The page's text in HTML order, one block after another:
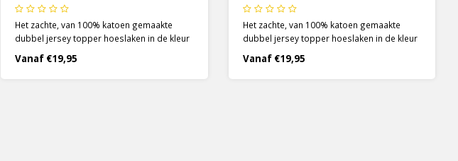
Het zachte, van 100% katoen gemaakte
dubbel jersey topper hoeslaken in de kleur
zwart van Dreamhouse kan een super
toevoeging zijn aan je beddengoed
collectie! Het is een zeer sterk vocht
Vanaf €19,95
Het zachte, van 100% katoen gemaakte
dubbel jersey topper hoeslaken in de kleur
grijs van Dreamhouse kan een super
toevoeging zijn aan je beddengoed
collectie! Het is een zeer sterk vocht
Vanaf €19,95